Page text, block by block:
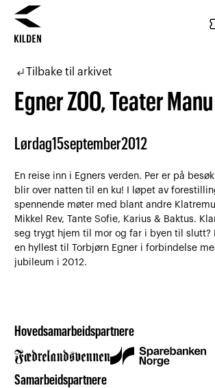
subdirectory_arrow_leftTilbake til arkivet
Egner ZOO, Teater Manu
Lørdag15september2012
En reise inn i Egners verden. Per er på
blir over natten til en ku! I løpet av
spennende møter med blant andre
Mikkel Rev, Tante Sofie, Karius & Baktus.
seg trygt hjem til mor og far i byen til slutt?
en hyllest til Torbjørn Egner i forbindelse
jubileum i 2012.
Hovedsamarbeidspartnere
Samarbeidspartnere